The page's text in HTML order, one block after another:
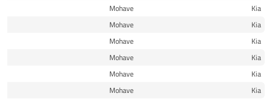
Kia
Mohave
Kia
Mohave
Kia
Mohave
Kia
Mohave
Kia
Mohave
Kia
Mohave